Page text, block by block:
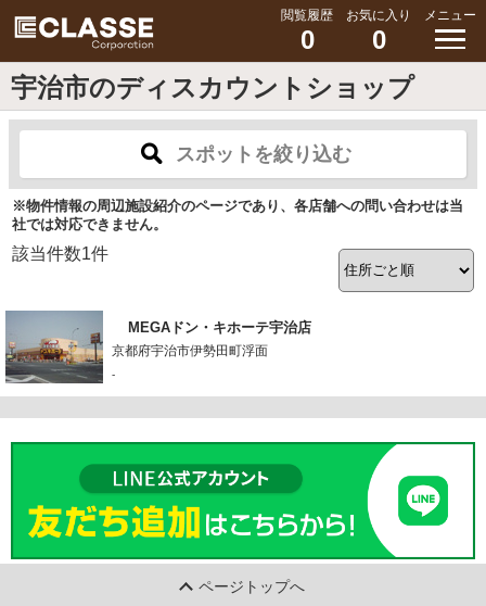
閲覧履歴
0
お気に入り
0
メニュー
宇治市のディスカウントショップ
スポットを絞り込む
※物件情報の周辺施設紹介のページであり、各店舗への問い合わせは当
社では対応できません。
該当件数1件
MEGAドン・キホーテ宇治店
京都府宇治市伊勢田町浮面
-
ページトップへ